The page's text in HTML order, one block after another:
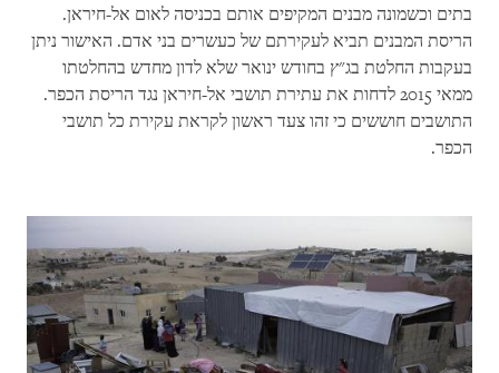
בתים וכשמונה מבנים המקיפים אותם בכניסה לאום אל-חיראן.
הריסת המבנים תביא לעקירתם של כעשרים בני אדם. האישור ניתן
בעקבות החלטת בג"ץ בחודש ינואר שלא לדון מחדש בהחלטתו
ממאי 2015 לדחות את עתירת תושבי אל-חיראן נגד הריסת הכפר.
התושבים חוששים כי זהו צעד ראשון לקראת עקירת כל תושבי
הכפר.